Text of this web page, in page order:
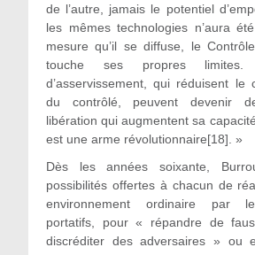
de l’autre, jamais le potentiel
les mêmes technologies n’aura
mesure qu’il se diffuse, le
touche ses propres limites.
d’asservissement, qui réduisent le
du contrôlé, peuvent devenir
libération qui augmentent sa capacité
est une arme révolutionnaire[18]. »
Dès les années soixante,
possibilités offertes à chacun de
environnement ordinaire par
portatifs, pour « répandre de
discréditer des adversaires » ou